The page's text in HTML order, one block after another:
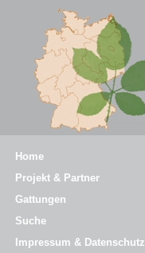
Home
Projekt & Partner
Gattungen
Suche
Impressum & Datenschutz